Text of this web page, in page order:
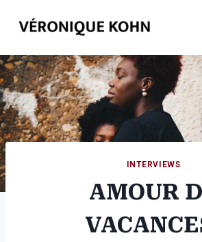
INTERVIEWS
AMOUR